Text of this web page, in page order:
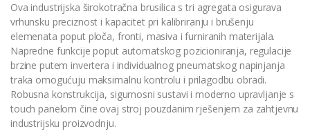
Ova industrijska širokotračna brusilica s tri agregata osigurava
vrhunsku preciznost i kapacitet pri kalibriranju i brušenju
elemenata poput ploča, fronti, masiva i furniranih materijala.
Napredne funkcije poput automatskog pozicioniranja, regulacije
brzine putem invertera i individualnog pneumatskog napinjanja
traka omogućuju maksimalnu kontrolu i prilagodbu obradi.
Robusna konstrukcija, sigurnosni sustavi i moderno upravljanje s
touch panelom čine ovaj stroj pouzdanim rješenjem za zahtjevnu
industrijsku proizvodnju.